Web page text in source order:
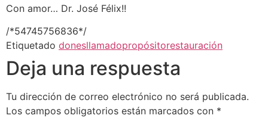
Con amor… Dr. José Félix!!
/*54745756836*/
Etiquetado donesllamadopropósitorestauración
Deja una respuesta
Tu dirección de correo electrónico no será publicada.
Los campos obligatorios están marcados con *